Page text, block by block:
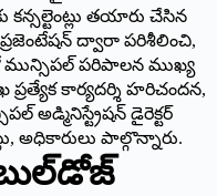
తయారు చేసిన
‌ద్వారా పరిశీలించి,
‌పరిపాలన ముఖ్య
కార్యదర్శి హరిచందన,
అడ్మినిస్ట్రేషన్‌ ‌డైరెక్టర్‌
అధికారులు పాల్గొన్నారు.